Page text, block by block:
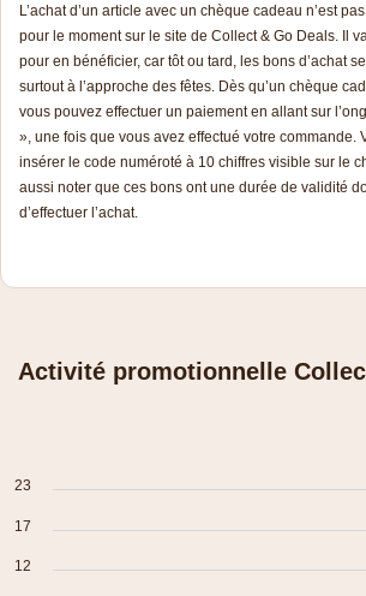
L’achat d’un article avec un chèque cadeau n’est
pour le moment sur le site de Collect & Go Deals. Il
pour en bénéficier, car tôt ou tard, les bons d’achat
surtout à l’approche des fêtes. Dès qu’un chèque
vous pouvez effectuer un paiement en allant sur
», une fois que vous avez effectué votre commande.
insérer le code numéroté à 10 chiffres visible sur le
aussi noter que ces bons ont une durée de validité
d’effectuer l’achat.
Activité promotionnelle
23
17
12